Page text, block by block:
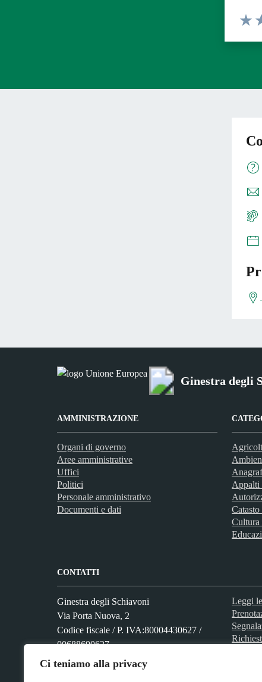
Ci teniamo alla privacy
Ginestra degli
AMMINISTRAZIONE
Organi di governo
Aree amministrative
Uffici
Politici
Personale amministrativo
Documenti e dati
Appalti
Catasto
Cultura
CONTATTI
Ginestra degli Schiavoni
Via Porta Nuova, 2
Codice fiscale / P. IVA:80004430627 /
00688690627
Leggi